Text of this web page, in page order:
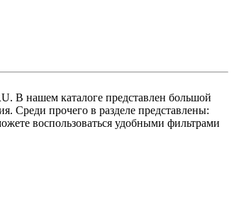
В нашем каталоге представлен большой
Среди прочего в разделе представлены:
воспользоваться удобными фильтрами